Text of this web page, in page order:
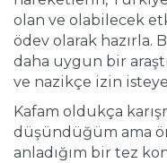
olan ve olabilecek
ödev olarak hazırla.
daha uygun bir
ve nazikçe izin
Kafam oldukça
düşündüğüm ama
anladığım bir tez